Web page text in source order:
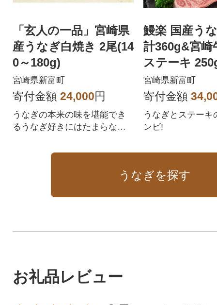
「玄人の一品」宮崎県
産うなぎ白焼き 2尾(14
0～180g)
宮崎県新富町
寄付金額 24,000円
うなぎの本来の味を堪能でき
るうなぎ好きにはたまらない
鰻楽 国産う
計360g&宮崎
ステーキ
500g(新富町)
宮崎県新富町
寄付金額
うなぎとステーキ
ンビ!
うなぎを探す
お礼品レビュー